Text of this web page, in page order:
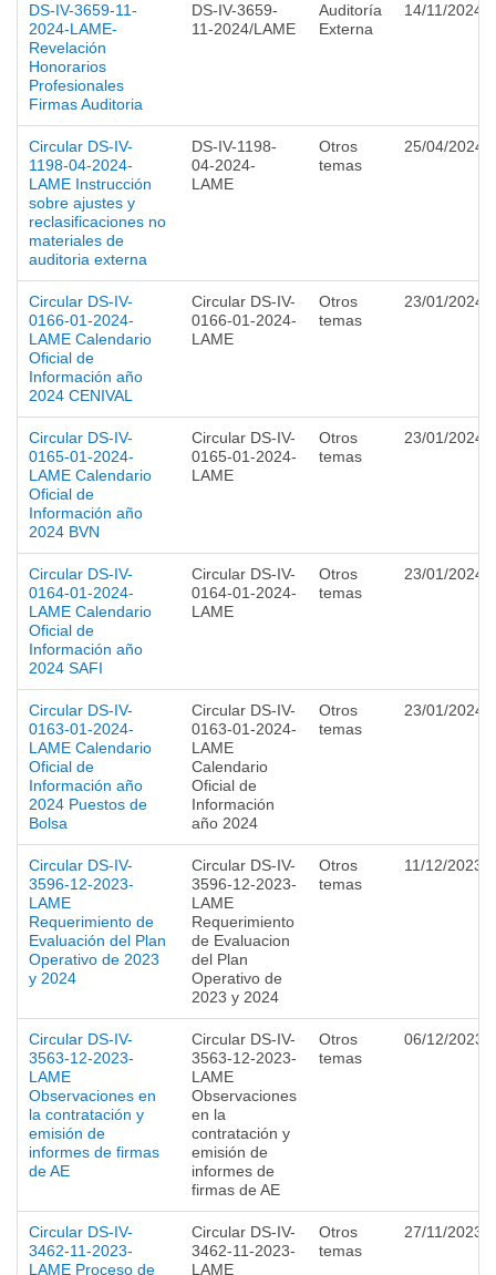
DS-IV-3659-11-
2024-LAME-
Revelación
Honorarios
Profesionales
Firmas Auditoria
DS-IV-3659-
11-2024/LAME
Auditoría
Externa
14/11/2024
Circular DS-IV-
1198-04-2024-
LAME Instrucción
sobre ajustes y
reclasificaciones no
materiales de
auditoria externa
DS-IV-1198-
04-2024-
LAME
Otros
temas
25/04/2024
Circular DS-IV-
0166-01-2024-
LAME Calendario
Oficial de
Información año
2024 CENIVAL
Circular DS-IV-
0166-01-2024-
LAME
Otros
temas
23/01/2024
Circular DS-IV-
0165-01-2024-
LAME Calendario
Oficial de
Información año
2024 BVN
Circular DS-IV-
0165-01-2024-
LAME
Otros
temas
23/01/2024
Circular DS-IV-
0164-01-2024-
LAME Calendario
Oficial de
Información año
2024 SAFI
Circular DS-IV-
0164-01-2024-
LAME
Otros
temas
23/01/2024
Circular DS-IV-
0163-01-2024-
LAME Calendario
Oficial de
Información año
2024 Puestos de
Bolsa
Circular DS-IV-
0163-01-2024-
LAME
Calendario
Oficial de
Información
año 2024
Otros
temas
23/01/2024
Circular DS-IV-
3596-12-2023-
LAME
Requerimiento de
Evaluación del Plan
Operativo de 2023
y 2024
Circular DS-IV-
3596-12-2023-
LAME
Requerimiento
de Evaluacion
del Plan
Operativo de
2023 y 2024
Otros
temas
11/12/2023
Circular DS-IV-
3563-12-2023-
LAME
Observaciones en
la contratación y
emisión de
informes de firmas
de AE
Circular DS-IV-
3563-12-2023-
LAME
Observaciones
en la
contratación y
emisión de
informes de
firmas de AE
Otros
temas
06/12/2023
Circular DS-IV-
3462-11-2023-
LAME Proceso de
Circular DS-IV-
3462-11-2023-
LAME
Otros
temas
27/11/2023